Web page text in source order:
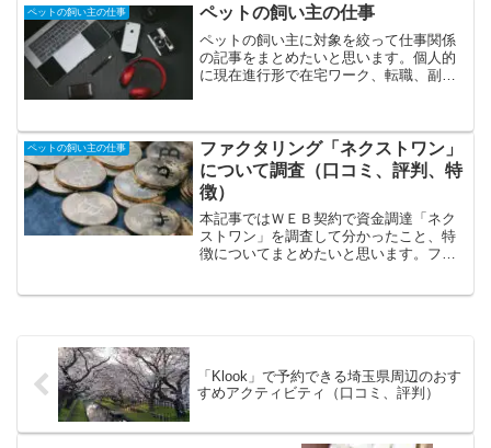
リング会社が買取り資金化するサービス
です。銀行やノンバンクでは...
ペットの飼い主の仕事 ペットの飼い主の仕事
ペットの飼い主に対象を絞って仕事関係
の記事をまとめたいと思います。個人的
に現在進行形で在宅ワーク、転職、副業
宅ワーク、転職、副業など...
ペットの飼い主の仕事
ファクタリング「ネクストワン」
について調査（口コミ、評判、特
徴）
本記事ではＷＥＢ契約で資金調達「ネク
ストワン」を調査して分かったこと、特
徴についてまとめたいと思います。ファ
「Klook」で予約できる埼玉県周辺のおす
すめアクティビティ（口コミ、評判）